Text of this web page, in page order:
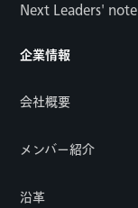
Next Leaders' note
企業情報
会社概要
メンバー紹介
沿革